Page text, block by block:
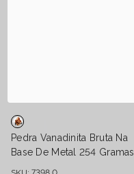
Pedra Vanadinita Bruta Na
Base De Metal 254 Gramas